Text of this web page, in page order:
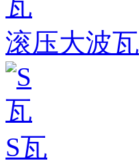
滚压大波瓦
S瓦